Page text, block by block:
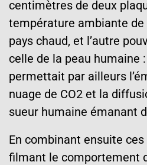
centimètres de deux
température ambiante de
pays chaud, et l’autre
celle de la peau humaine
permettait par ailleurs
nuage de CO2 et la
sueur humaine émanant
En combinant ensuite
filmant le comportement